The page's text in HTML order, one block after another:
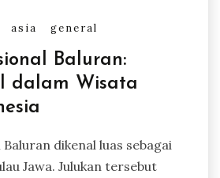
asia general
Baluran:
dalam Wisata
dikenal luas sebagai
Jawa. Julukan tersebut